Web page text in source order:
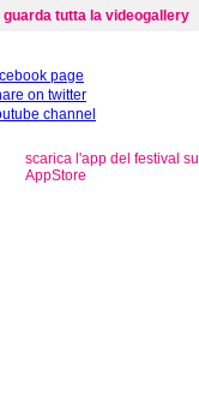
guarda tutta la videogallery
scarica l'app del festival su
AppStore